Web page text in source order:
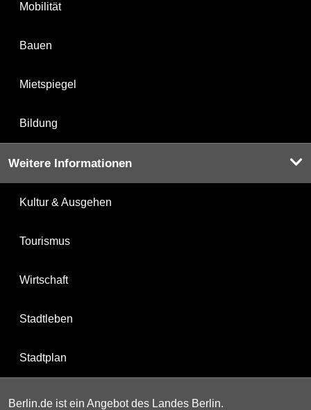
Mobilität
Bauen
Mietspiegel
Bildung
Weitere Informationen
Kultur & Ausgehen
Tourismus
Wirtschaft
Stadtleben
Stadtplan
Berlin.de ist ein Angebot des Landes Berlin.